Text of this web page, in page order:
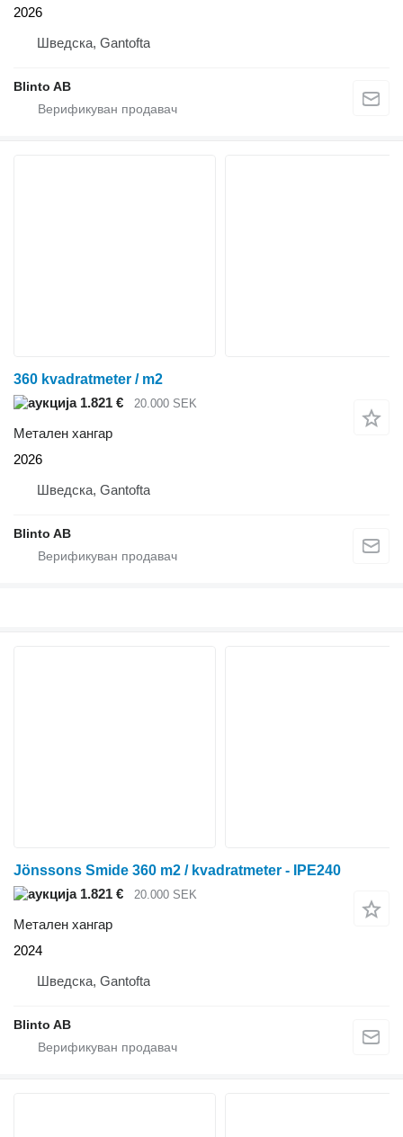
2026
Шведска, Gantofta
Blinto AB
360 kvadratmeter / m2
1.821 €
20.000 SEK
Метален хангар
2026
Шведска, Gantofta
Blinto AB
Jönssons Smide 360 m2 / kvadratmeter - IPE240
1.821 €
20.000 SEK
Метален хангар
2024
Шведска, Gantofta
Blinto AB